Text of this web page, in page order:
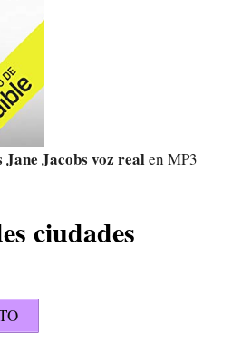
Jacobs voz realen MP3
ciudades